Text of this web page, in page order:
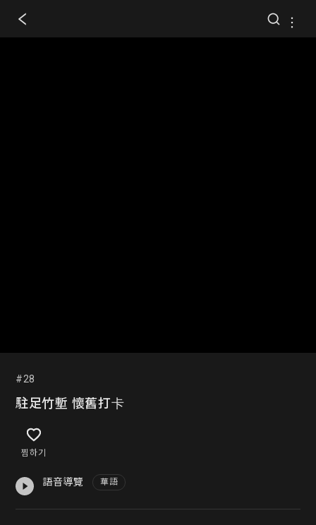
#28
駐足竹塹 懷舊打卡
찜하기
語音導覽 華語